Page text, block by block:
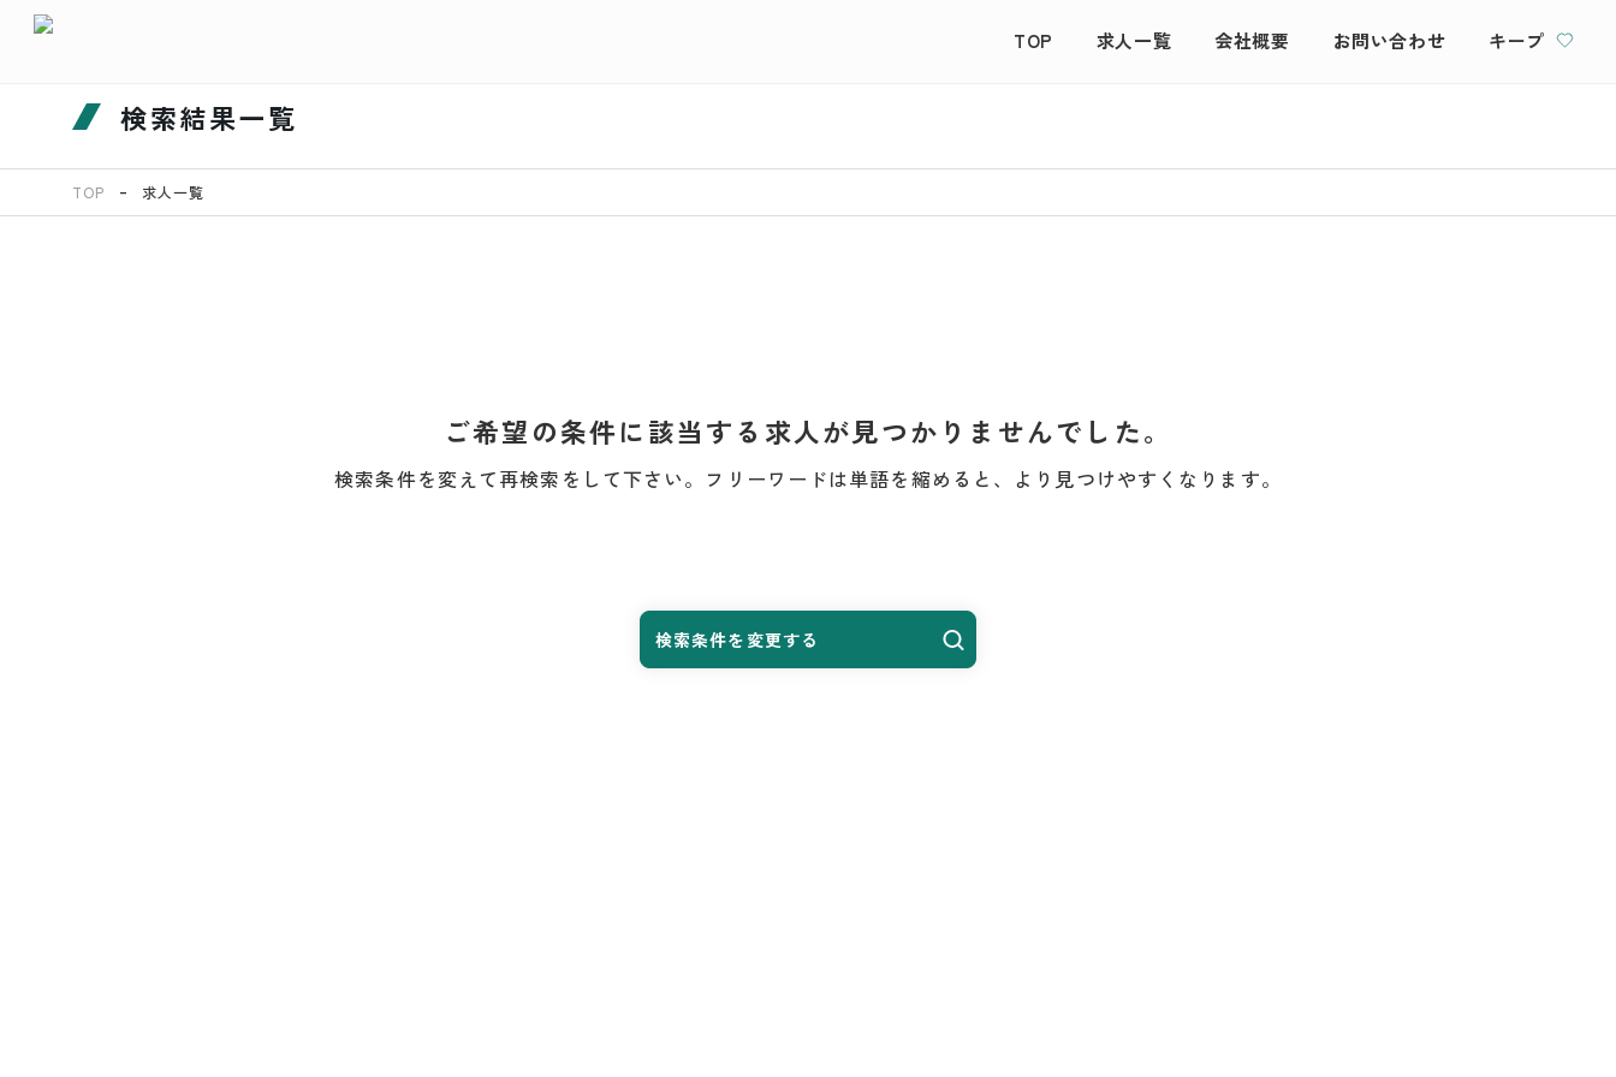
TOP 求人一覧 会社概要 お問い合わせ キープ
検索結果一覧
TOP 求人一覧
ご希望の条件に該当する求人が見つかりませんでした。
検索条件を変えて再検索をして下さい。フリーワードは単語を縮めると、より見つけやすくなります。
検索条件を変更する